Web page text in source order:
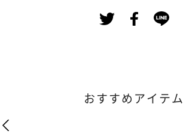
おすすめアイテム